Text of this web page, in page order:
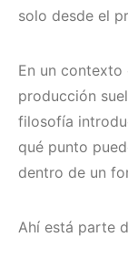
solo desde el
En un contexto
producción
filosofía
qué punto
dentro de un
Ahí está parte